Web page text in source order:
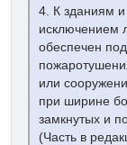
4. К зданиям
исключением
обеспечен
или
при ширине
замкнутых и
(Часть в